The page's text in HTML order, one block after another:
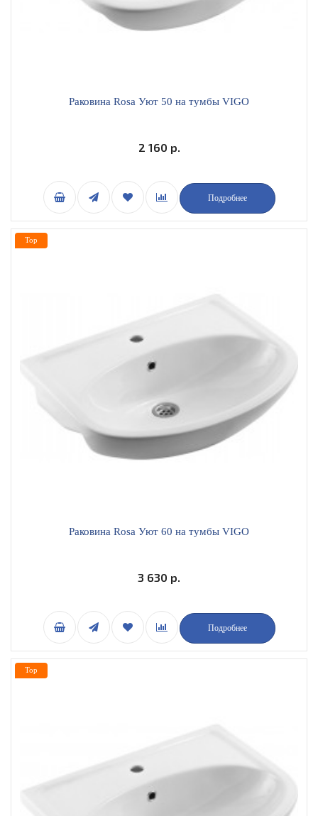
Раковина Rosa Уют 50 на тумбы VIGO
2 160 р.
Подробнее
Раковина Rosa Уют 60 на тумбы VIGO
3 630 р.
Подробнее
Top
Top